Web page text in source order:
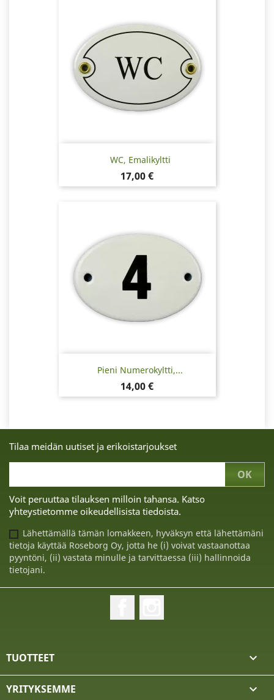
WC, Emalikyltti
Hinta
17,00 €
Pieni Numerokyltti,...
Hinta
14,00 €
Tilaa meidän uutiset ja erikoistarjoukset
Voit peruuttaa tilauksen milloin tahansa. Katso
yhteystietomme oikeudellisista tiedoista.
Lähettämällä tämän lomakkeen, hyväksyn että lähettämäni
tietoja käyttää Roseborg Oy, jotta he (i) voivat vastaanottaa
pyyntöni, (ii) vastata minulle ja tarvittaessa (iii) hallinnoida
tietojani.
TUOTTEET 
YRITYKSEMME 